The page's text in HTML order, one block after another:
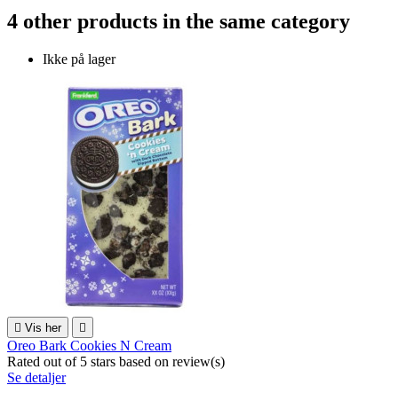
4 other products in the same category
Ikke på lager
 Vis her 
Oreo Bark Cookies N Cream
Rated out of 5 stars based on review(s)
Se detaljer